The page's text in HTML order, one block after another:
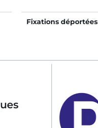
Fixations déportées